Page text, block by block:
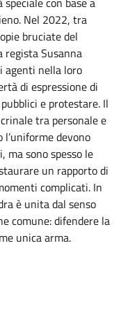
Nel 2022, tra
bruciate del
regista Susanna
agenti nella loro
di espressione di
e protestare. Il
tra personale e
l’uniforme devono
ma sono spesso le
un rapporto di
complicati. In
è unita dal senso
comune: difendere la
unica arma.